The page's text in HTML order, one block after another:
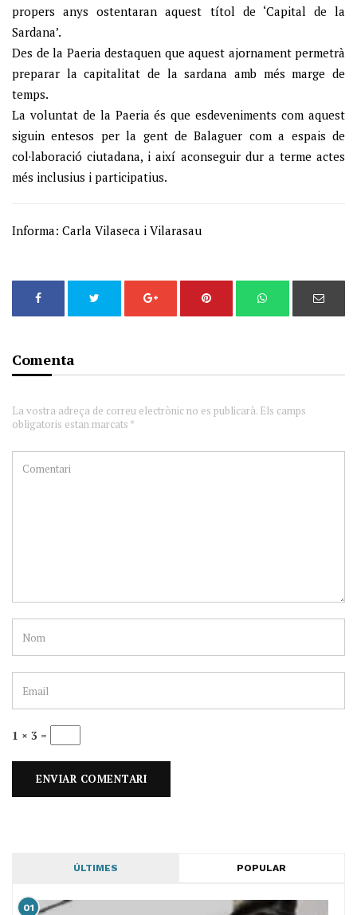
propers anys ostentaran aquest títol de ‘Capital de la
Sardana’.
Des de la Paeria destaquen que aquest ajornament permetrà
preparar la capitalitat de la sardana amb més marge de
temps.
La voluntat de la Paeria és que esdeveniments com aquest
siguin entesos per la gent de Balaguer com a espais de
col·laboració ciutadana, i així aconseguir dur a terme actes
més inclusius i participatius.
Informa: Carla Vilaseca i Vilarasau
Comenta
La vostra adreça de correu electrònic no es publicarà. Els camps
obligatoris estan marcats *
1 × 3 =
ÚLTIMES POPULAR
01